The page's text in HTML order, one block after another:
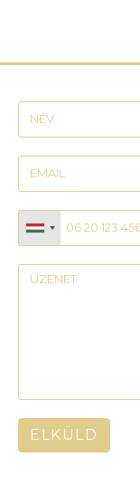
ELKÜLD